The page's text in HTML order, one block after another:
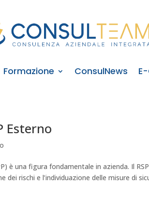
Formazione ConsulNews
Esterno
è una figura fondamentale in azienda. Il
rischi e l’individuazione delle misure di